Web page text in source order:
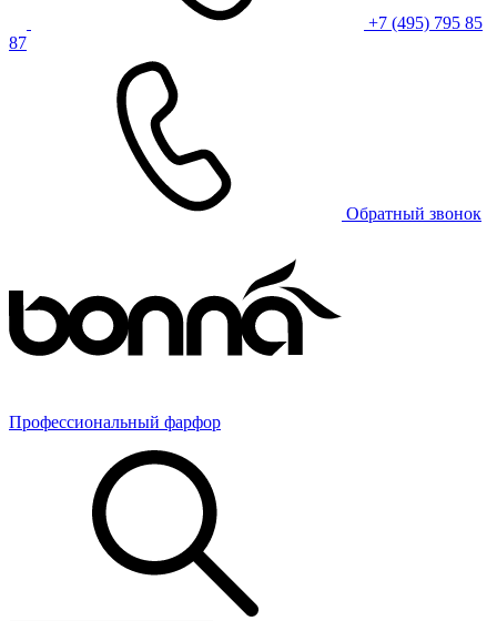
+7 (495) 795 85
87
Обратный звонок
Профессиональный фарфор